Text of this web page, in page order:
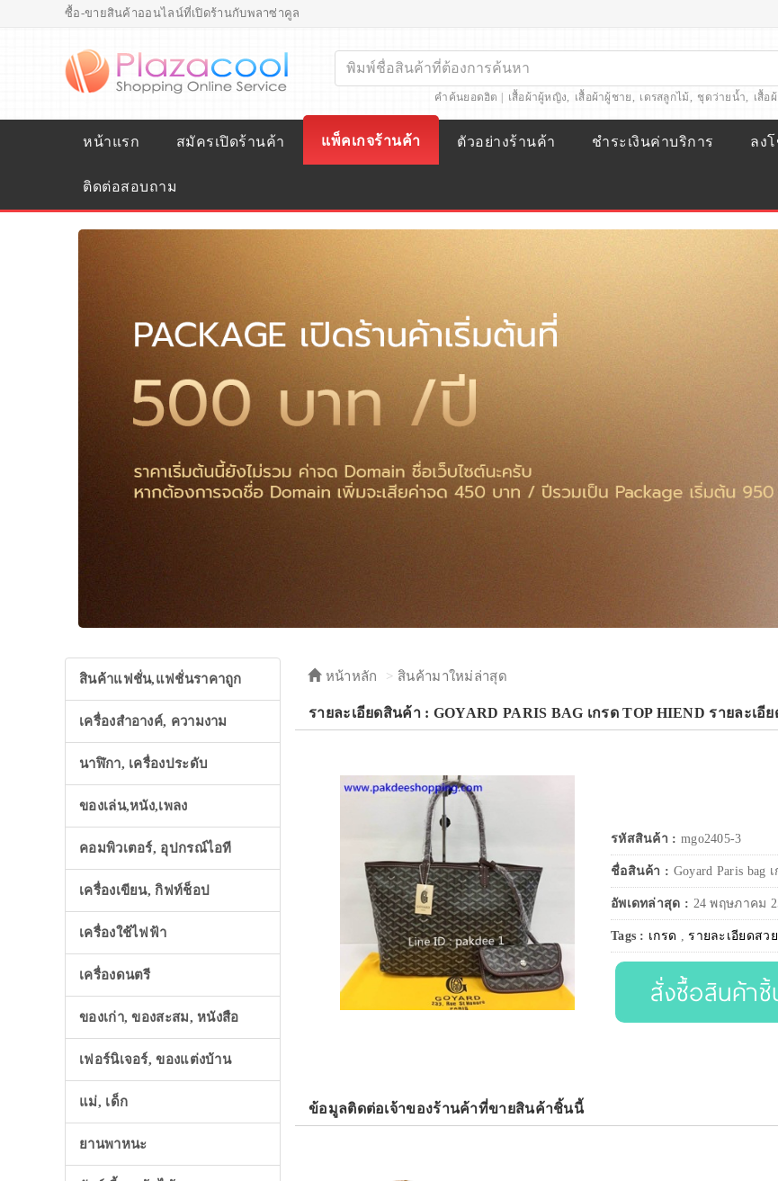
ซื้อ-ขายสินค้าออนไลน์ที่เปิดร้านกับพลาซ่าคูล
คำค้นยอดฮิต | เสื้อผ้าผู้หญิง, เสื้อผ้าผู้ชาย, เดรสลูกไม้, ชุดว่ายน้ำ, เสื้อ
หน้าแรก สมัครเปิดร้านค้า แพ็คเกจร้านค้า ตัวอย่างร้านค้า ชำระเงินค่าบริการ ลง
ติดต่อสอบถาม
สินค้าแฟชั่น,แฟชั่นราคาถูก
เครื่องสำอางค์, ความงาม
นาฬิกา, เครื่องประดับ
ของเล่น,หนัง,เพลง
คอมพิวเตอร์, อุปกรณ์ไอที
เครื่องเขียน, กิฟท์ช็อป
เครื่องใช้ไฟฟ้า
เครื่องดนตรี
ของเก่า, ของสะสม, หนังสือ
เฟอร์นิเจอร์, ของแต่งบ้าน
แม่, เด็ก
ยานพาหนะ
หน้าหลัก สินค้ามาใหม่ล่าสุด
รายละเอียดสินค้า : GOYARD PARIS BAG เกรด TOP HIEND รายละเอี
รหัสสินค้า : mgo2405-3
ชื่อสินค้า : Goyard Paris bag
อัพเดทล่าสุด : 24 พฤษภาคม
Tags : เกรด ,รายละเอียดสว
สั่งซื้อสินค้า
ข้อมูลติดต่อเจ้าของร้านค้าที่ขายสินค้าชิ้นนี้